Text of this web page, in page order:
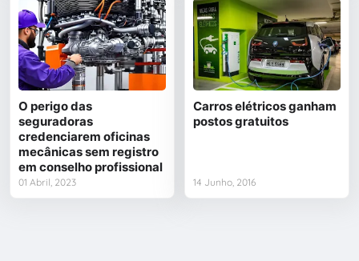
O perigo das
seguradoras
credenciarem oficinas
mecânicas sem registro
em conselho profissional
01 Abril, 2023
Carros elétricos ganham
postos gratuitos
14 Junho, 2016